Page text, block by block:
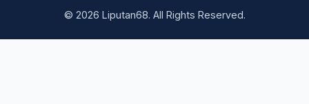
© 2026 Liputan68. All Rights Reserved.